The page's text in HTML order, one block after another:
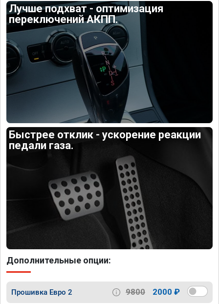
Лучше подхват - оптимизация
переключений АКПП.
Быстрее отклик - ускорение реакции
педали газа.
Дополнительные опции:
Прошивка Евро 2 9800 2000 ₽